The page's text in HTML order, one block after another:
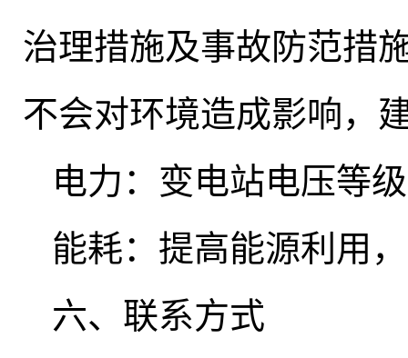
治理措施及事故防范措
不会对环境造成影响，
电力：变电站电压等
能耗：提高能源利用 ，
六、联系方式